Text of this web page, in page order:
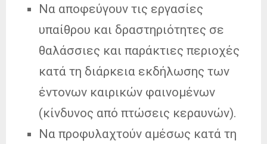
Να αποφεύγουν τις εργασίες
υπαίθρου και δραστηριότητες σε
θαλάσσιες και παράκτιες περιοχές
κατά τη διάρκεια εκδήλωσης των
έντονων καιρικών φαινομένων
(κίνδυνος από πτώσεις κεραυνών).
Να προφυλαχτούν αμέσως κατά τη